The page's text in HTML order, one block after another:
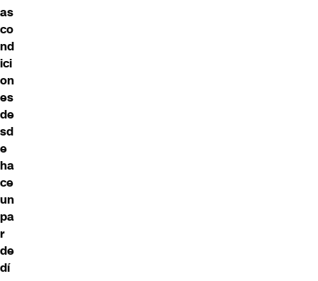
as
co
nd
ici
on
es
de
sd
e
ha
ce
un
pa
r
de
dí